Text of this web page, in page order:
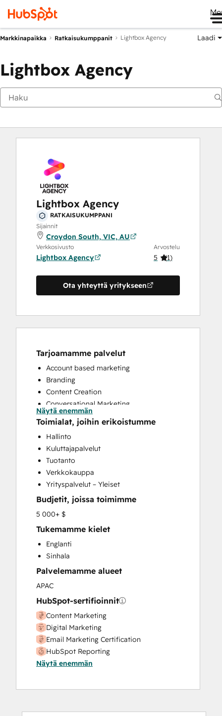
Markkinapaikka Ratkaisukumppanit Lightbox Agency Laadi
Lightbox Agency
Lightbox Agency
RATKAISUKUMPPANI
Sijainnit
Croydon South, VIC, AU
Verkkosivusto
Lightbox Agency
Arvostelu
5 (1)
Ota yhteyttä yritykseen
Tarjoamamme palvelut
Account based marketing
Branding
Content Creation
Conversational Marketing
CRM Implementation
CRM Migration
Customer Marketing
Customer Success Training
Email Marketing
Full Inbound Marketing Services
Knowledge Base Development
Paid Advertising
Programmable Automation
Sales Coaching and Training
Social Media
Video Production
Website Design
Website Development
Näytä enemmän
Toimialat, joihin erikoistumme
Hallinto
Kuluttajapalvelut
Tuotanto
Verkkokauppa
Yrityspalvelut – Yleiset
Budjetit, joissa toimimme
5 000+ $
Tukemamme kielet
Englanti
Sinhala
Palvelemamme alueet
APAC
HubSpot-sertifioinnit
Content Marketing
Digital Marketing
Email Marketing Certification
HubSpot Reporting
HubSpot Solutions Partner
Inbound Marketing
Service Hub Software
Näytä enemmän